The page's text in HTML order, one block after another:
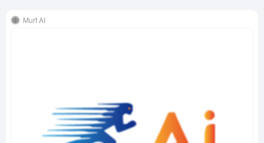
Murf AI